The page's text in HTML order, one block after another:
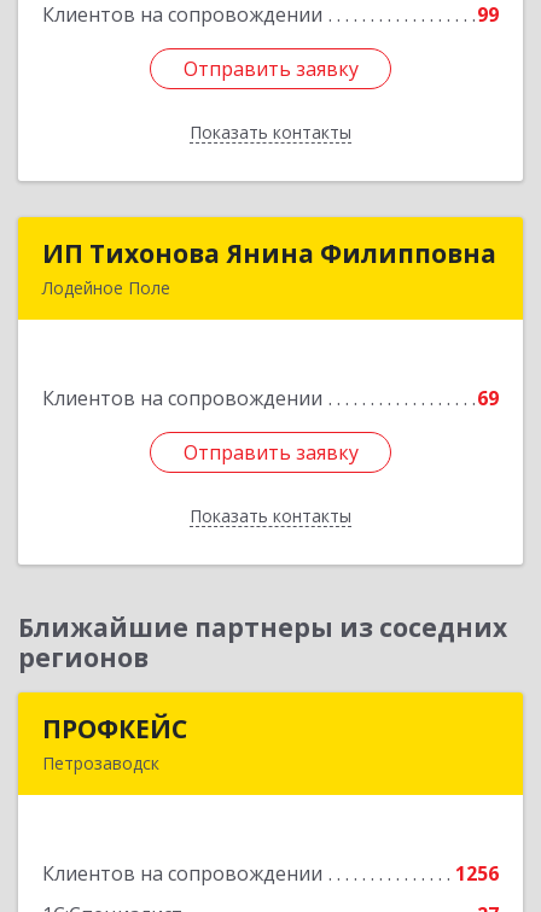
Клиентов на сопровождении 99
Отправить заявку
Показать контакты
Подробнее
Отправить заявку
Назад
ИП Тихонова Янина Филипповна
Лодейное Поле
Клиентов на сопровождении 69
Отправить заявку
Показать контакты
ИП Тихонова Янина Филипповна
Ближайшие партнеры из соседних
регионов
ПРОФКЕЙС
Петрозаводск
Клиентов на сопровождении
1256
Подробнее